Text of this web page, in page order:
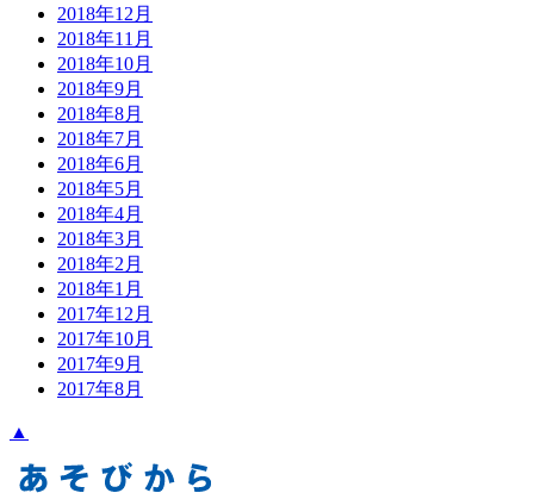
2018年12月
2018年11月
2018年10月
2018年9月
2018年8月
2018年7月
2018年6月
2018年5月
2018年4月
2018年3月
2018年2月
2018年1月
2017年12月
2017年10月
2017年9月
2017年8月
▲